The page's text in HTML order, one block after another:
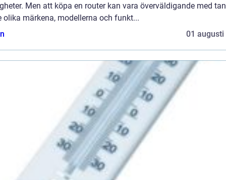
Men att köpa en router kan vara överväldigande med
olika märkena, modellerna och funkt...
01 augusti